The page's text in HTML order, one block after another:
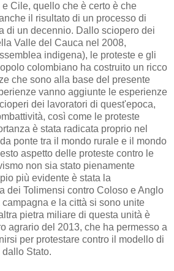
Cile, quello che è certo è che
il risultato di un processo di
di un decennio. Dallo sciopero dei
Valle del Cauca nel 2008,
indigena), le proteste e gli
colombiano ha costruito un ricco
che sono alla base del presente
vanno aggiunte le esperienze
dei lavoratori di quest'epoca,
così come le proteste
è stata radicata proprio nel
ponte tra il mondo rurale e il mondo
aspetto delle proteste contro le
non sia stato pienamente
più evidente è stata la
dei Tolimensi contro Coloso e Anglo
e la città si sono unite
pietra miliare di questa unità è
agrario del 2013, che ha permesso a
per protestare contro il modello di
Stato.